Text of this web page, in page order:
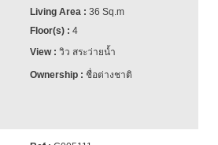
36 Sq.m
4
วิว สระว่ายน้ำ
ชื่อต่างชาติ